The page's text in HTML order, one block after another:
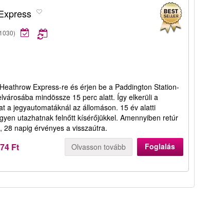
Express-re és érjen be a Paddington Station-
mindössze 15 perc alatt. Így elkerüli a
a jegyautomatáknál az állomáson. 15 év alatti
utazhatnak felnőtt kísérőjükkel. Amennyiben retúr
28 napig érvényes a visszaútra.
Ft Olvasson tovább Foglalás